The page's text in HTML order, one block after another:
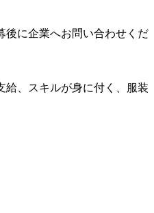
後に企業へお問い合わせくだ
給、スキルが身に付く、服装